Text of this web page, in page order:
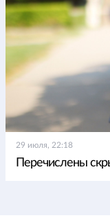
29 июля, 22:18
Перечислены